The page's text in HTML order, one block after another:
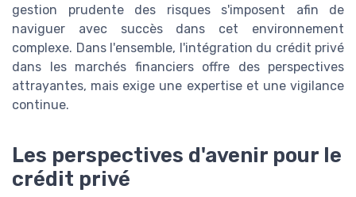
gestion prudente des risques s'imposent afin de
naviguer avec succès dans cet environnement
complexe. Dans l'ensemble, l'intégration du crédit privé
dans les marchés financiers offre des perspectives
attrayantes, mais exige une expertise et une vigilance
continue.
Les perspectives d'avenir pour le
crédit privé